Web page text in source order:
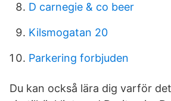
D carnegie & co beer
Kilsmogatan 20
Parkering forbjuden
Du kan också lära dig varför